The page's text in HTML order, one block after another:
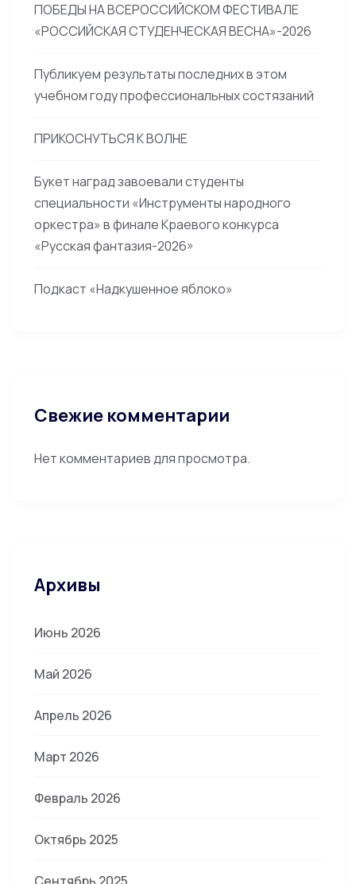
ПОБЕДЫ НА ВСЕРОССИЙСКОМ ФЕСТИВАЛЕ
«РОССИЙСКАЯ СТУДЕНЧЕСКАЯ ВЕСНА»-2026
Публикуем результаты последних в этом
учебном году профессиональных состязаний
ПРИКОСНУТЬСЯ К ВОЛНЕ
Букет наград завоевали студенты
специальности «Инструменты народного
оркестра» в финале Краевого конкурса
«Русская фантазия-2026»
Подкаст «Надкушенное яблоко»
Свежие комментарии
Нет комментариев для просмотра.
Архивы
Июнь 2026
Май 2026
Апрель 2026
Март 2026
Февраль 2026
Октябрь 2025